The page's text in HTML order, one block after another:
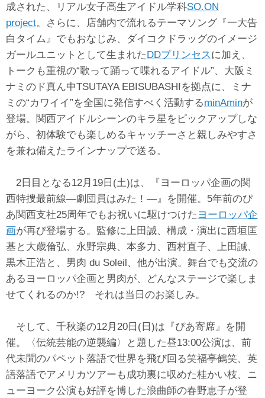
成された、リアル女子高生アイドル学科SO.ON
project。
さらに、店舗内で流れるテーマソング『一大告
白タイム』でもおなじみ、ダイコクドラッグのイメージ
ガールユニットとして生まれたDDプリンセス に加え、
トークも重視の“歌って踊って喋れるアイドル”、大阪ミ
ナミのド真ん中TSUTAYA EBISUBASHIを拠点に、ミナ
ミの“カワイイ”を全国に発信すべく活動するminAminが
登場。 関西アイドルシーンのキラ星をピックアップしな
がら、初体験でも楽しめるキャッチーさと親しみやすさ
を兼ね備えたラインナップで送る。
2日目となる12月19日(土)は、『ヨーロッパ企画の関
西特捜最前線―劇団員はみた！―』を開催。5年前のぴ
あ関西支社25周年でもお祝いに駆けつけた ヨーロッパ企
画が再び登場する。監修に上田誠、構成・演出に西垣匡
基と大歳倫弘、永野宗典、本多力、西村直子、上田誠、
黒木正浩と、男肉 du Soleil、他が出演。舞台でも交流の
あるヨーロッパ企画と男肉が、どんなステージで楽しま
せてくれるのか!? それは当日のお楽しみ。
そして、千秋楽の12月20日(日)は『ぴあ寄席』を開
催。〈伝統芸能の逆襲編〉と題した昼13:00公演は、前
代未聞のパペット落語で世界を飛び回る笑福亭鶴笑、英
語落語でアメリカツアーも成功裏に収めた桂かい枝、ニ
ューヨーク公演も好評を博した浪曲師の春野恵子が登